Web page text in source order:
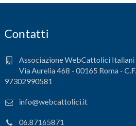
Contatti
Associazione WebCattolici Italiani
Via Aurelia 468 - 00165 Roma - C.F.
97302990581
info@webcattolici.it
06.87165871